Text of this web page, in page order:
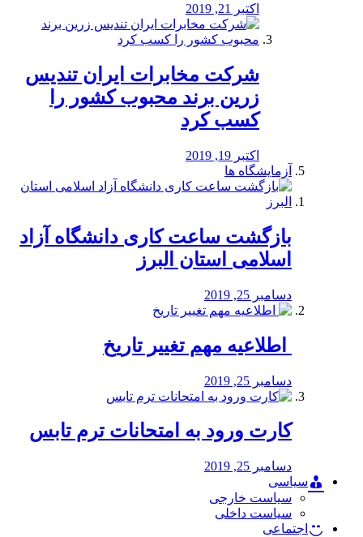
اکتبر 21, 2019
شرکت مخابرات ایران تندیس
زرین برند محبوب کشور را
کسب کرد
اکتبر 19, 2019
آزمایشگاه ها
بازگشت ساعت کاری دانشگاه آزاد
اسلامی استان البرز
دسامبر 25, 2019
️ اطلاعیه مهم تغییر تاریخ
دسامبر 25, 2019
کارت ورود به امتحانات ترم تابس
دسامبر 25, 2019
سیاسی
سیاست خارجی
سیاست داخلی
اجتماعی